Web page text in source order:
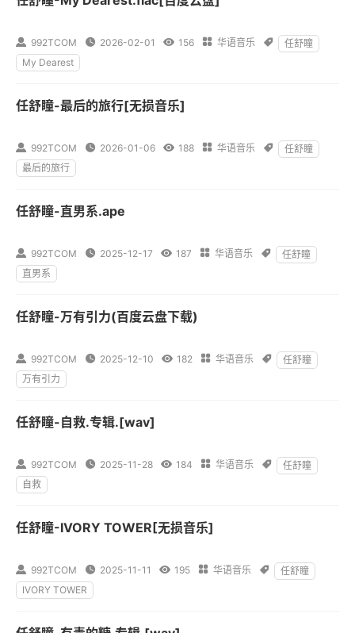
 992TCOM  2026-02-01  156  华语音乐 
任舒瞳
My Dearest
任舒瞳-最后的旅行[无损音乐]
 992TCOM  2026-01-06  188  华语音乐 
任舒瞳
最后的旅行
任舒瞳-直男系.ape
 992TCOM  2025-12-17  187  华语音乐 
任舒瞳
直男系
任舒瞳-万有引力(百度云盘下载)
 992TCOM  2025-12-10  182  华语音乐 
任舒瞳
万有引力
任舒瞳-自救.专辑.[wav]
 992TCOM  2025-11-28  184  华语音乐 
任舒瞳
自救
任舒瞳-IVORY TOWER[无损音乐]
 992TCOM  2025-11-11  195  华语音乐 
任舒瞳
IVORY TOWER